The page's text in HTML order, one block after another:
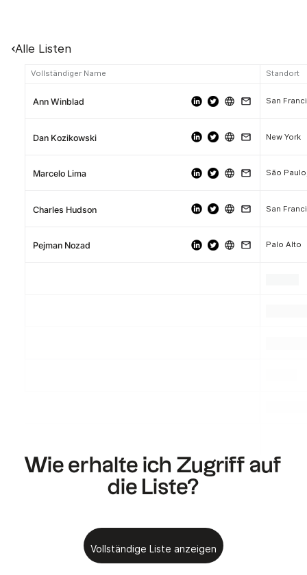
Alle Listen
Vollständiger Name Standort
Ann Winblad San
Dan Kozikowski New York
Marcelo Lima São
Charles Hudson San
Pejman Nozad Palo Alto
Wie erhalte ich Zugriff auf
die Liste?
Vollständige Liste anzeigen